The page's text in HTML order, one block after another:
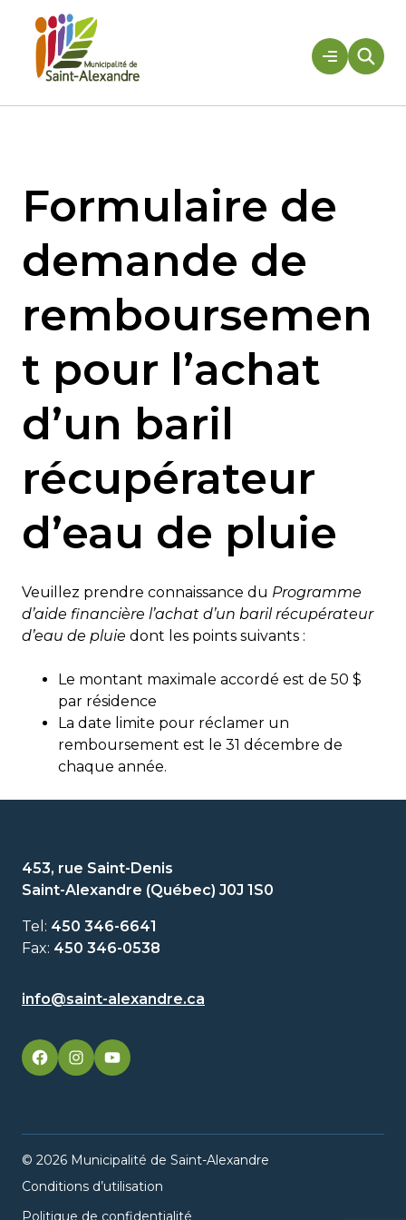
contenu
Formulaire de
demande de
remboursemen
t pour l’achat
d’un baril
récupérateur
d’eau de pluie
Veuillez prendre connaissance du Programme
d’aide financière l’achat d’un baril récupérateur
d’eau de pluie dont les points suivants :
Le montant maximale accordé est de 50 $
par résidence
La date limite pour réclamer un
remboursement est le 31 décembre de
chaque année.
453, rue Saint-Denis
Saint-Alexandre (Québec) J0J 1S0
Tel: 450 346-6641
Fax: 450 346-0538
info@saint-alexandre.ca
facebookgoogleplusgoogleplus
© 2026 Municipalité de Saint-Alexandre
Conditions d’utilisation
Politique de confidentialité